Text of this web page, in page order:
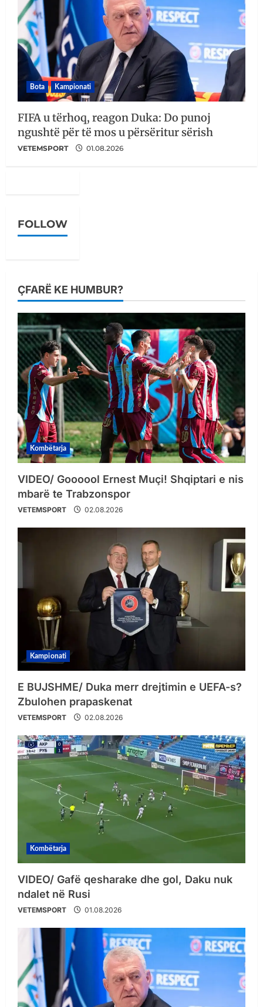
Bota Kampionati
FIFA u tërhoq, reagon Duka: Do punoj
ngushtë për të mos u përsëritur sërish
VETEMSPORT 01.08.2026
FOLLOW
ÇFARË KE HUMBUR?
Kombëtarja
VIDEO/ Goooool Ernest Muçi! Shqiptari e nis
mbarë te Trabzonspor
VETEMSPORT 02.08.2026
Kampionati
E BUJSHME/ Duka merr drejtimin e UEFA-s?
Zbulohen prapaskenat
VETEMSPORT 02.08.2026
Kombëtarja
VIDEO/ Gafë qesharake dhe gol, Daku nuk
ndalet në Rusi
VETEMSPORT 01.08.2026